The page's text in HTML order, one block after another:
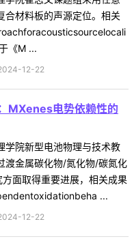
合材料板的声源定位。相关
《M ...
12-22
MXenes电势依赖性的
学院新型电池物理与技术教
渡金属碳化物/氮化物/碳氮化
面取得重要进展，相关成果
...
12-22